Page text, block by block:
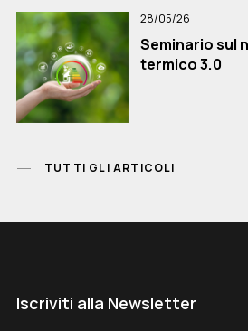
28/05/26
Seminario sul
termico 3.0
TUTTI GLI ARTICOLI
Iscriviti alla Newsletter